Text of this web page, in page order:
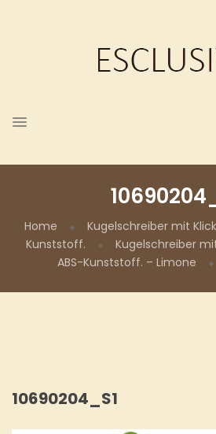
Home
Kugelschreiber mit
Kunststoff.
Kugelschreiber
ABS-Kunststoff. – Limone
10690204_S1